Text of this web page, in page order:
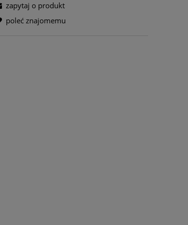
zapytaj o produkt
poleć znajomemu